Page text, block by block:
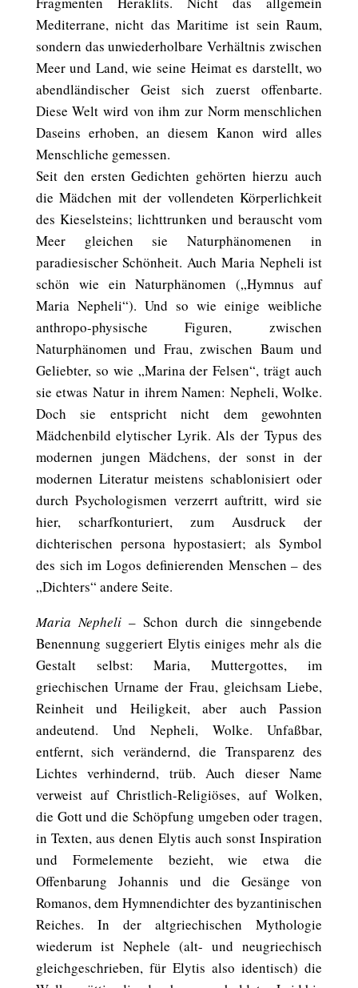
Mediterrane, nicht das Maritime ist sein Raum,
sondern das unwiederholbare Verhältnis zwischen
Meer und Land, wie seine Heimat es darstellt, wo
abendländischer Geist sich zuerst offenbarte.
Diese Welt wird von ihm zur Norm menschlichen
Daseins erhoben, an diesem Kanon wird alles
Menschliche gemessen.
Seit den ersten Gedichten gehörten hierzu auch
die Mädchen mit der vollendeten Körperlichkeit
des Kieselsteins; lichttrunken und berauscht vom
Meer gleichen sie Naturphänomenen in
paradiesischer Schönheit. Auch Maria Nepheli ist
schön wie ein Naturphänomen („Hymnus auf
Maria Nepheli“). Und so wie einige weibliche
anthropo-physische Figuren, zwischen
Naturphänomen und Frau, zwischen Baum und
Geliebter, so wie „Marina der Felsen“, trägt auch
sie etwas Natur in ihrem Namen: Nepheli, Wolke.
Doch sie entspricht nicht dem gewohnten
Mädchenbild elytischer Lyrik. Als der Typus des
modernen jungen Mädchens, der sonst in der
modernen Literatur meistens schablonisiert oder
durch Psychologismen verzerrt auftritt, wird sie
hier, scharfkonturiert, zum Ausdruck der
dichterischen persona hypostasiert; als Symbol
des sich im Logos definierenden Menschen – des
„Dichters“ andere Seite.
Maria Nepheli– Schon durch die sinngebende
Benennung suggeriert Elytis einiges mehr als die
Gestalt selbst: Maria, Muttergottes, im
griechischen Urname der Frau, gleichsam Liebe,
Reinheit und Heiligkeit, aber auch Passion
andeutend. Und Nepheli, Wolke. Unfaßbar,
entfernt, sich verändernd, die Transparenz des
Lichtes verhindernd, trüb. Auch dieser Name
verweist auf Christlich-Religiöses, auf Wolken,
die Gott und die Schöpfung umgeben oder tragen,
in Texten, aus denen Elytis auch sonst Inspiration
und Formelemente bezieht, wie etwa die
Offenbarung Johannis und die Gesänge von
Romanos, dem Hymnendichter des byzantinischen
Reiches. In der altgriechischen Mythologie
wiederum ist Nephele (alt- und neugriechisch
gleichgeschrieben, für Elytis also identisch) die